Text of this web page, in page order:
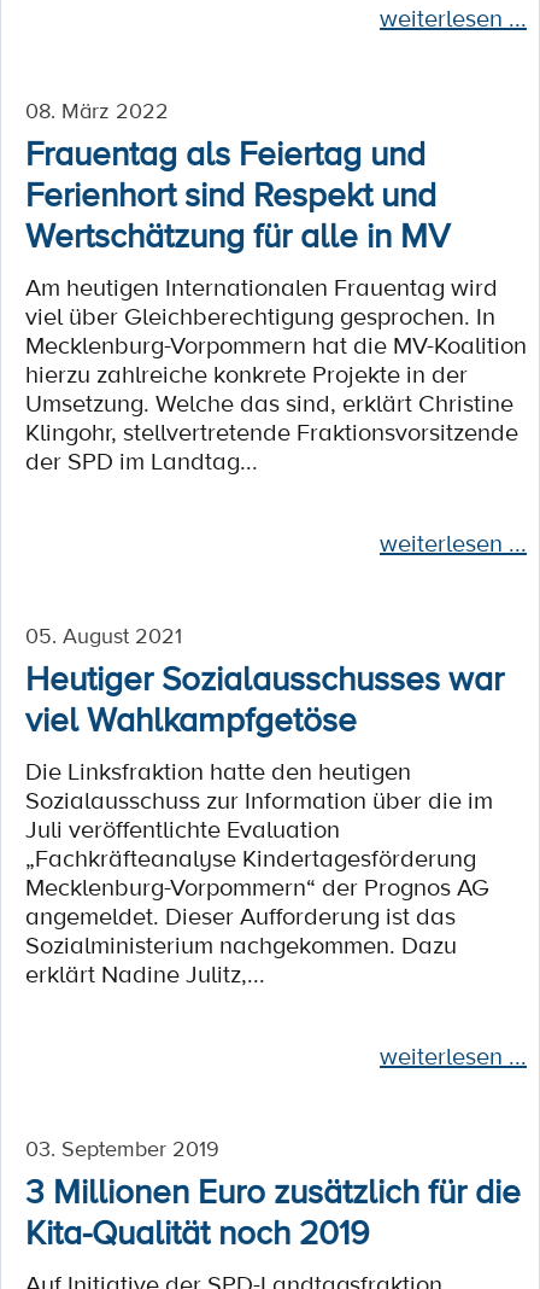
weiterlesen ...
08. März 2022
Frauentag als Feiertag und
Ferienhort sind Respekt und
Wertschätzung für alle in MV
Am heutigen Internationalen Frauentag wird
viel über Gleichberechtigung gesprochen. In
Mecklenburg-Vorpommern hat die MV-Koalition
hierzu zahlreiche konkrete Projekte in der
Umsetzung. Welche das sind, erklärt Christine
Klingohr, stellvertretende Fraktionsvorsitzende
der SPD im Landtag...
weiterlesen ...
05. August 2021
Heutiger Sozialausschusses war
viel Wahlkampfgetöse
Die Linksfraktion hatte den heutigen
Sozialausschuss zur Information über die im
Juli veröffentlichte Evaluation
„Fachkräfteanalyse Kindertagesförderung
Mecklenburg-Vorpommern“ der Prognos AG
angemeldet. Dieser Aufforderung ist das
Sozialministerium nachgekommen. Dazu
erklärt Nadine Julitz,...
weiterlesen ...
03. September 2019
3 Millionen Euro zusätzlich für die
Kita-Qualität noch 2019